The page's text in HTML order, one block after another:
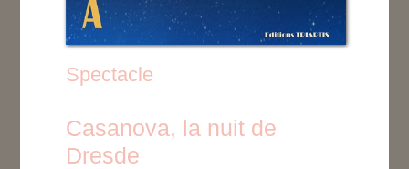
Spectacle
Casanova, la nuit de
Dresde